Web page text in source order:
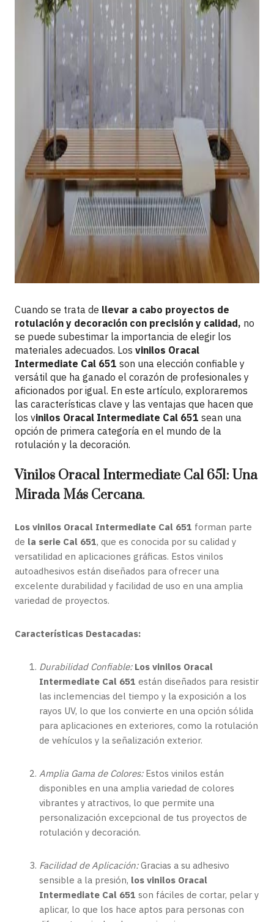
Cuando se trata de llevar a cabo proyectos de
rotulación y decoración con precisión y calidad, no
se puede subestimar la importancia de elegir los
materiales adecuados. Los vinilos Oracal
Intermediate Cal 651 son una elección confiable y
versátil que ha ganado el corazón de profesionales y
aficionados por igual. En este artículo, exploraremos
las características clave y las ventajas que hacen que
los vinilos Oracal Intermediate Cal 651 sean una
opción de primera categoría en el mundo de la
rotulación y la decoración.
Vinilos Oracal Intermediate Cal 651: Una
Mirada Más Cercana.
Los vinilos Oracal Intermediate Cal 651 forman parte
de la serie Cal 651, que es conocida por su calidad y
versatilidad en aplicaciones gráficas. Estos vinilos
autoadhesivos están diseñados para ofrecer una
excelente durabilidad y facilidad de uso en una amplia
variedad de proyectos.
Características Destacadas:
Durabilidad Confiable: Los vinilos Oracal
Intermediate Cal 651 están diseñados para resistir
las inclemencias del tiempo y la exposición a los
rayos UV, lo que los convierte en una opción sólida
para aplicaciones en exteriores, como la rotulación
de vehículos y la señalización exterior.
Amplia Gama de Colores:Estos vinilos están
disponibles en una amplia variedad de colores
vibrantes y atractivos, lo que permite una
personalización excepcional de tus proyectos de
rotulación y decoración.
Facilidad de Aplicación:Gracias a su adhesivo
sensible a la presión, los vinilos Oracal
Intermediate Cal 651 son fáciles de cortar, pelar y
aplicar, lo que los hace aptos para personas con